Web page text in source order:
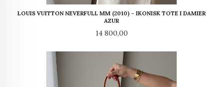
LOUIS VUITTON NEVERFULL MM (2010) – IKONISK TOTE I DAMIER
AZUR
Pris
14 800,00